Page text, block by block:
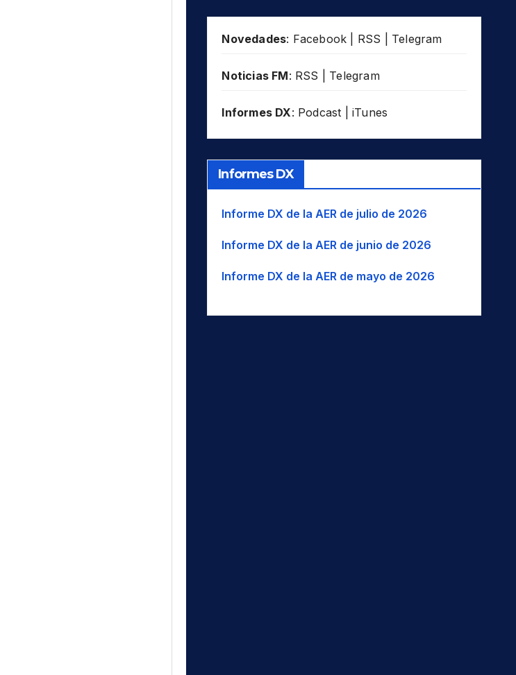
Novedades: Facebook RSS Telegram
Noticias FM: RSS Telegram
Informes DX: Podcast iTunes
Informes DX
Informe DX de la AER de julio de 2026
Informe DX de la AER de junio de 2026
Informe DX de la AER de mayo de 2026